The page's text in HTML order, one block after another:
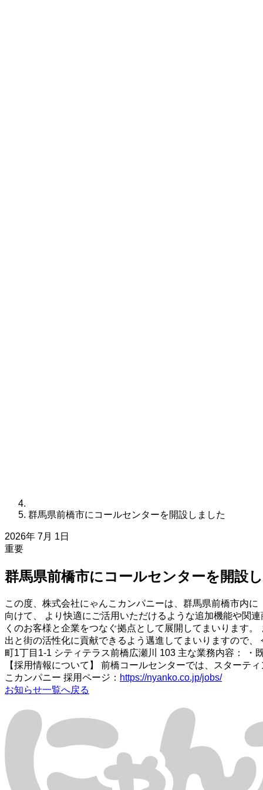
群馬県前橋市にコールセンターを開設しました
2026年 7月 1日
重要
群馬県前橋市にコールセンターを開設
この度、株式会社にゃんこカンパニーは、群馬県前橋市内
向けて、 より快適にご活用いただけるような追加機能や関
くのお客様と企業をつなぐ拠点として展開してまいります
出と街の活性化に貢献できるよう邁進してまいりますので
町1丁目1-1 シティテラス前橋広瀬川 103 主な業務内容：
【採用情報について】 前橋コールセンターでは、スターテ
こカンパニー 採用ページ： https://nyanko.co.jp/jobs/
お知らせ一覧へ戻る